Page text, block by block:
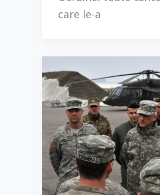
care le-a